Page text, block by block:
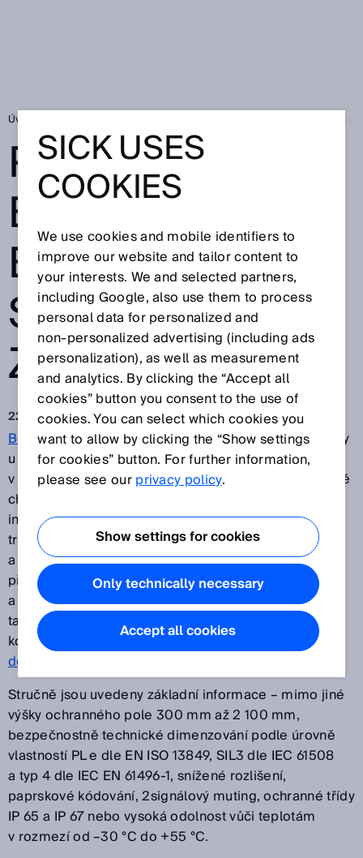
Úvodní stránka
PROMYŠLENÁ
BEZPEČNOST:
BEZPEČNOSTNÍ
SVĚTELNÝ
ZÁVĚS DETEC4
22. 3. 2019
Bezpečnostní světelné závěsypro ochranu před úrazy
u strojů fungují na principu technologie využitelné
v současnosti u mnoha dodavatelů. Uživatelé nicméně
chtějí více než „jen bezpečnost“. Žádané jsou
inteligentní doplňkové funkce, které z hlediska
transparentnosti procesů, flexibility, snadné obsluhy
a údržby nebo integrovaných automatizačních funkcí
přinášejí výhody zaručující rychlou amortizaci
a vysokou progresivnost. Promyšlená bezpečnost –
tato základní myšlenka se jako červená nit vine celým
konceptem
bezpečnostního světelného závěsu
deTec4
Stručně jsou uvedeny základní informace – mimo jiné
výšky ochranného pole 300 mm až 2 100 mm,
bezpečnostně technické dimenzování podle úrovně
vlastností PL e dle EN ISO 13849, SIL3 dle IEC 61508
a typ 4 dle IEC EN 61496-1, snížené rozlišení,
paprskové kódování, 2signálový muting, ochranné třídy
IP 65 a IP 67 nebo vysoká odolnost vůči teplotám
v rozmezí od –30 °C do +55 °C.
SICK USES
COOKIES
We use cookies and mobile identifiers to
improve our website and tailor content to
your interests. We and selected partners,
including Google, also use them to process
personal data for personalized and
non‑personalized advertising (including ads
personalization), as well as measurement
and analytics. By clicking the “Accept all
cookies” button you consent to the use of
cookies. You can select which cookies you
want to allow by clicking the “Show settings
for cookies” button. For further information,
please see ourprivacy policy.
Show settings for cookies
Only technically necessary
Accept all cookies